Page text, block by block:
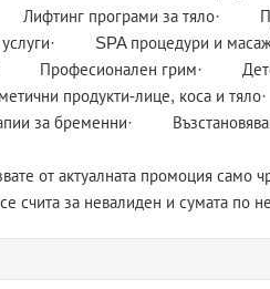
Лифтинг програми за тяло·
услуги· SPA процедури и
Професионален грим·
продукти-лице, коса и
за бременни·
от актуалната промоция само
счита за невалиден и сумата по